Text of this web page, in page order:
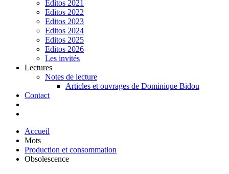
Editos 2021
Editos 2022
Editos 2023
Editos 2024
Editos 2025
Editos 2026
Les invités
Lectures
Notes de lecture
Articles et ouvrages de Dominique Bidou
Contact
Accueil
Mots
Production et consommation
Obsolescence